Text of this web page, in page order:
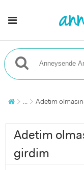
... Adetim
Adetim
girdim